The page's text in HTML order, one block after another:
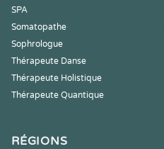
SPA
Somatopathe
Sophrologue
Thérapeute Danse
Thérapeute Holistique
Thérapeute Quantique
RÉGIONS